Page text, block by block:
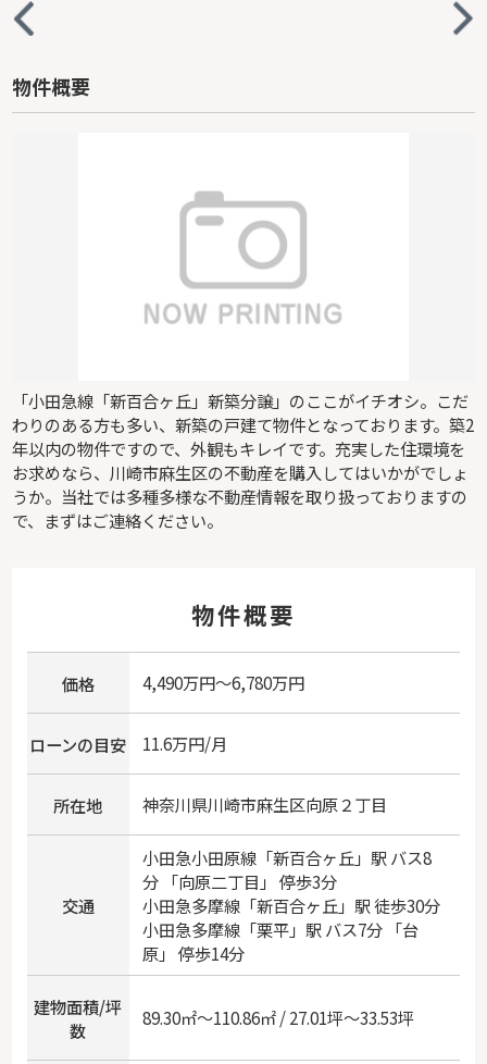
物件概要
「小田急線「新百合ヶ丘」新築分譲」のここがイチオシ。こだ
わりのある方も多い、新築の戸建て物件となっております。築2
年以内の物件ですので、外観もキレイです。充実した住環境を
お求めなら、川崎市麻生区の不動産を購入してはいかがでしょ
うか。当社では多種多様な不動産情報を取り扱っておりますの
で、まずはご連絡ください。
物件概要
価格 4,490万円～6,780万円
ローンの目安 11.6万円/月
所在地 神奈川県川崎市麻生区向原２丁目
交通
小田急小田原線「新百合ヶ丘 」駅 バス8
分 「向原二丁目」 停歩3分
小田急多摩線「新百合ヶ丘 」駅 徒歩30分
小田急多摩線「栗平」駅 バス7分 「台
原」 停歩14分
建物面積/坪
数
89.30㎡～110.86㎡ / 27.01坪～33.53坪